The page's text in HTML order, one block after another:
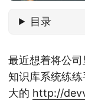
目录
最近想着将公司
知识库系统练
大的 http://